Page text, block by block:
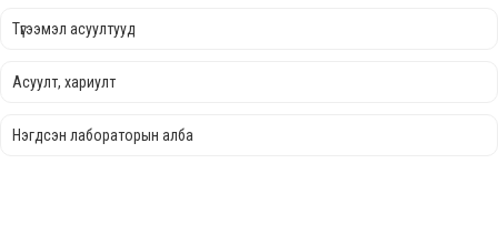
Түгээмэл асуултууд
Асуулт, хариулт
Нэгдсэн лабораторын алба